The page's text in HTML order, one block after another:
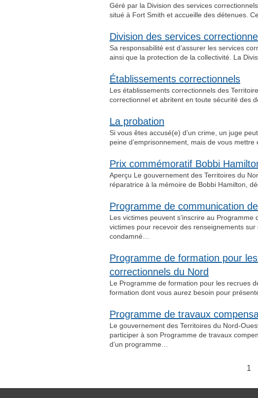
Géré par la Division des services
situé à Fort Smith et accueille des détenues.
Division des services
Sa responsabilité est d’assurer les services
ainsi que la protection de la collectivité. La
Établissements correctionnels
Les établissements correctionnels des
correctionnel et abritent en toute sécurité des
La probation
Si vous êtes accusé(e) d’un crime, un juge
peine d’emprisonnement, mais de vous mettre
Prix commémoratif Bobbi
Aperçu Le gouvernement des Territoires du
réparatrice à la mémoire de Bobbi Hamilton,
Programme de communication
Les victimes peuvent s’inscrire au
victimes pour recevoir des renseignements
condamné…
Programme de formation pour
correctionnels du Nord
Le Programme de formation pour les recrues
formation dont vous aurez besoin pour
Programme de travaux
Le gouvernement des Territoires du Nord-
participer à son Programme de travaux
d’un programme…
1